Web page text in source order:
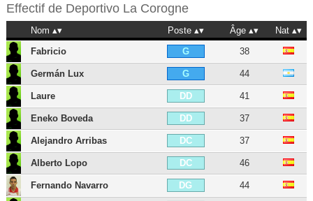
Effectif de Deportivo La Corogne
Nom Poste Âge
Nat
Fabricio
G 38
Germán Lux G 44
Laure DD 41
Eneko Boveda DD 37
Alejandro Arribas DC 37
Alberto Lopo DC 46
Fernando Navarro DG 44